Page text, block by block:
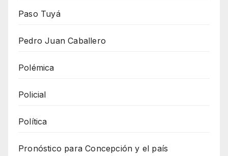
Paso Tuyá
Pedro Juan Caballero
Polémica
Policial
Política
Pronóstico para Concepción y el país